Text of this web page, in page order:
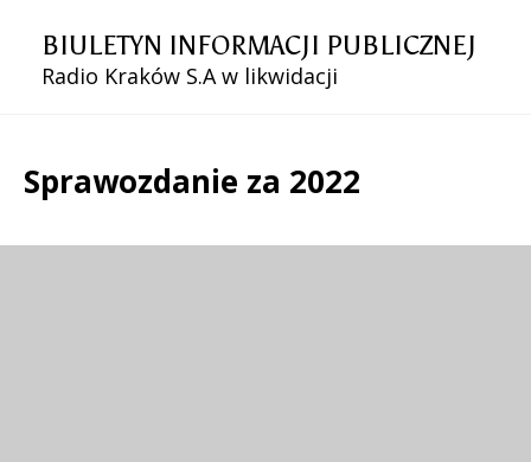
BIULETYN INFORMACJI PUBLICZNEJ
Radio Kraków S.A w likwidacji
Sprawozdanie za 2022
Treść